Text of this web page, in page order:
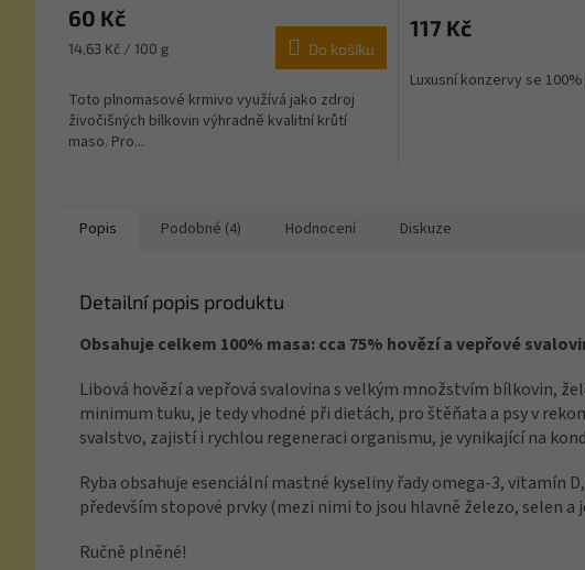
produktu
je
5,0
5
hvězdiček.
60 Kč
Měrná
14,63 Kč / 100 g Do košíku
Toto plnomasové krmivo využívá jako zdroj
živočišných bílkovin výhradně kvalitní krůtí
maso. Pro...
117 Kč
Luxusní konzervy se
Popis Podobné (4) Hodnocení Diskuze
Detailní popis produktu
Obsahuje celkem 100% masa: cca 75% hovězí a vepřové
Libová hovězí a vepřová svalovina s velkým množstvím bílkovin,
minimum tuku, je tedy vhodné při dietách, pro štěňata a psy v
svalstvo, zajistí i rychlou regeneraci organismu, je vynikající na
Ryba obsahuje esenciální mastné kyseliny řady omega-3, vitamín
především stopové prvky (mezi nimi to jsou hlavně železo, selen a
Ručně plněné!